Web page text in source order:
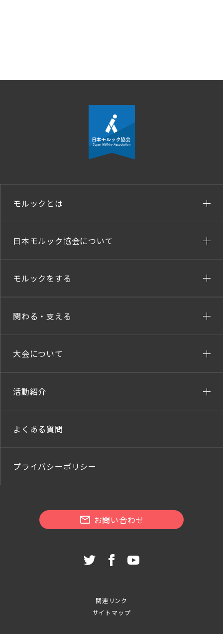
モルックとは
日本モルック協会について
モルックをする
関わる・支える
大会について
活動紹介
よくある質問
プライバシーポリシー
お問い合わせ
関連リンク
サイトマップ